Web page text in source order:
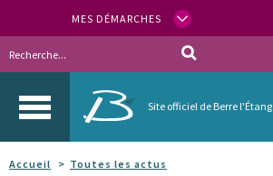
MES DÉMARCHES
Site officiel de Berre l'Étang
Accueil Toutes les actus